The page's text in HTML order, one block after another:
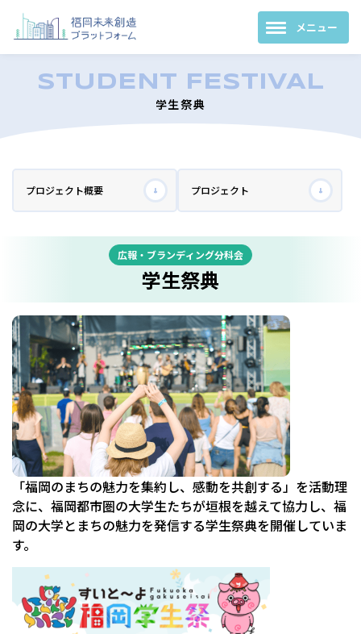
学生祭典
プロジェクト概要 プロジェクト
広報・ブランディング分科会
学生祭典
「福岡のまちの魅力を集約し、感動を共創する」を活動理
念に、福岡都市圏の大学生たちが垣根を越えて協力し、福
岡の大学とまちの魅力を発信する学生祭典を開催していま
す。